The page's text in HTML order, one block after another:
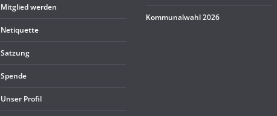
Mit­glied werden
Neti­quette
Sat­zung
Spende
Unser Pro­fil
Kom­mu­nal­wahl 2026